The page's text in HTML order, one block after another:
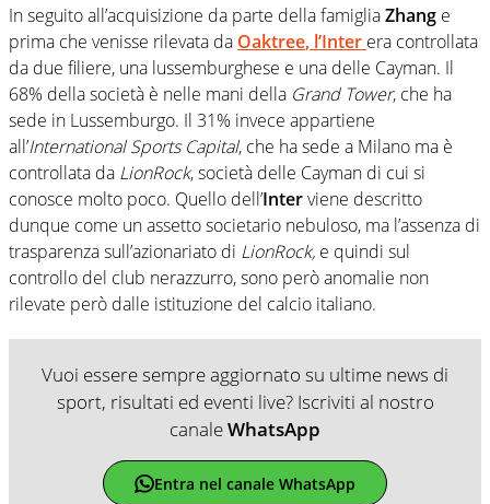
In seguito all’acquisizione da parte della famigliaZhang e
prima che venisse rilevata da Oaktree, l’Inter era controllata
da due filiere, una lussemburghese e una delle Cayman. Il
68% della società è nelle mani della Grand Tower, che ha
sede in Lussemburgo. Il 31% invece appartiene
all’International Sports Capital, che ha sede a Milano ma è
controllata da LionRock, società delle Cayman di cui si
conosce molto poco. Quello dell’Interviene descritto
dunque come un assetto societario nebuloso, ma l’assenza di
trasparenza sull’azionariato di LionRock, e quindi sul
controllo del club nerazzurro, sono però anomalie non
rilevate però dalle istituzione del calcio italiano.
Vuoi essere sempre aggiornato su ultime news di
sport, risultati ed eventi live? Iscriviti al nostro
canaleWhatsApp
Entra nel canale WhatsApp